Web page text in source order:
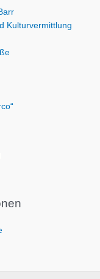
Kulturvermittlung